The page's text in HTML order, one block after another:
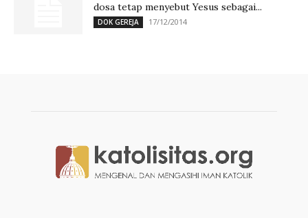
dosa tetap menyebut Yesus sebagai...
DOK GEREJA 17/12/2014